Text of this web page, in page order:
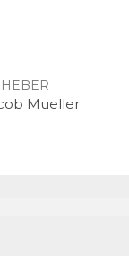
Mueller